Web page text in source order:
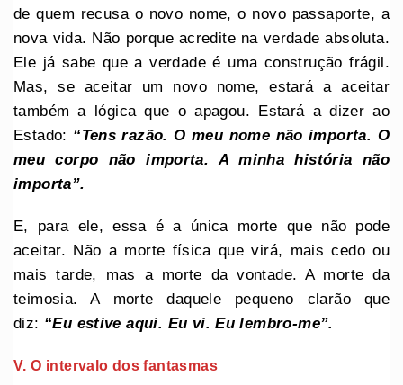
de quem recusa o novo nome, o novo passaporte, a
nova vida. Não porque acredite na verdade absoluta.
Ele já sabe que a verdade é uma construção frágil.
Mas, se aceitar um novo nome, estará a aceitar
também a lógica que o apagou. Estará a dizer ao
Estado: “Tens razão. O meu nome não importa. O
meu corpo não importa. A minha história não
importa”.
E, para ele, essa é a única morte que não pode
aceitar. Não a morte física que virá, mais cedo ou
mais tarde, mas a morte da vontade. A morte da
teimosia. A morte daquele pequeno clarão que
diz: “Eu estive aqui. Eu vi. Eu lembro-me”.
V. O intervalo dos fantasmas